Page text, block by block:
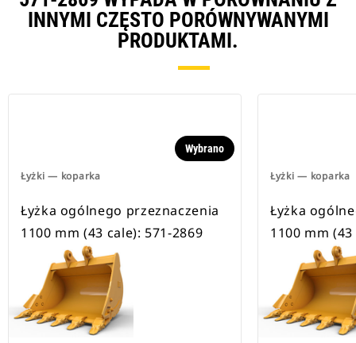
INNYMI CZĘSTO PORÓWNYWANYMI
PRODUKTAMI.
Łyżki — koparka
Wybrano
Łyżka ogólnego przeznaczenia
1100 mm (43 cale): 571-2869
Łyżki — koparka
Łyżka
1100 mm